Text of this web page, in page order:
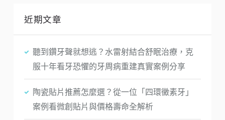
近期文章
聽到鑽牙聲就想逃？水雷射結合舒眠治療，克
服十年看牙恐懼的牙周病重建真實案例分享
陶瓷貼片推薦怎麼選？從一位「四環黴素牙」
案例看微創貼片與價格壽命全解析